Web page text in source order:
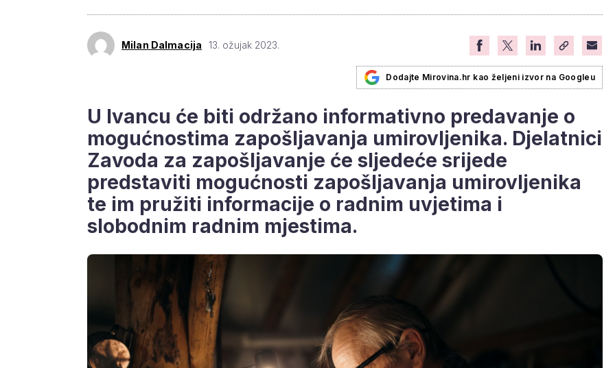
Milan Dalmacija 13. ožujak 2023.
Dodajte Mirovina.hr kao željeni izvor na Googleu
U Ivancu će biti održano informativno predavanje o
mogućnostima zapošljavanja umirovljenika. Djelatnici
Zavoda za zapošljavanje će sljedeće srijede
predstaviti mogućnosti zapošljavanja umirovljenika
te im pružiti informacije o radnim uvjetima i
slobodnim radnim mjestima.